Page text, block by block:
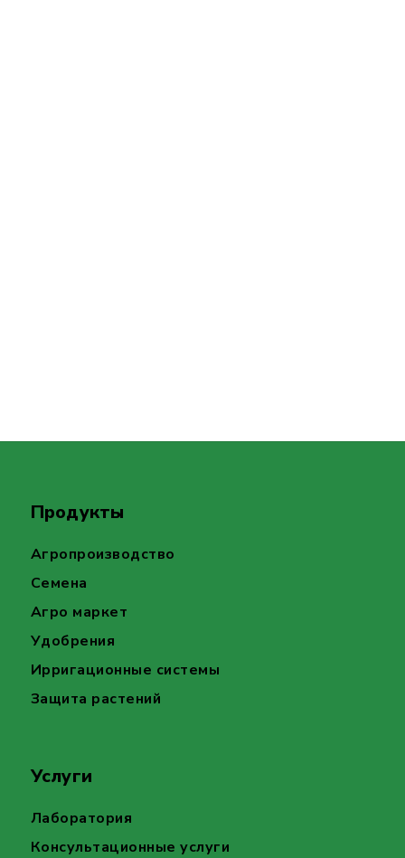
Продукты
Агропроизводство
Семена
Агро маркет
Удобрения
Ирригационные системы
Защита растений
Услуги
Лаборатория
Консультационные услуги